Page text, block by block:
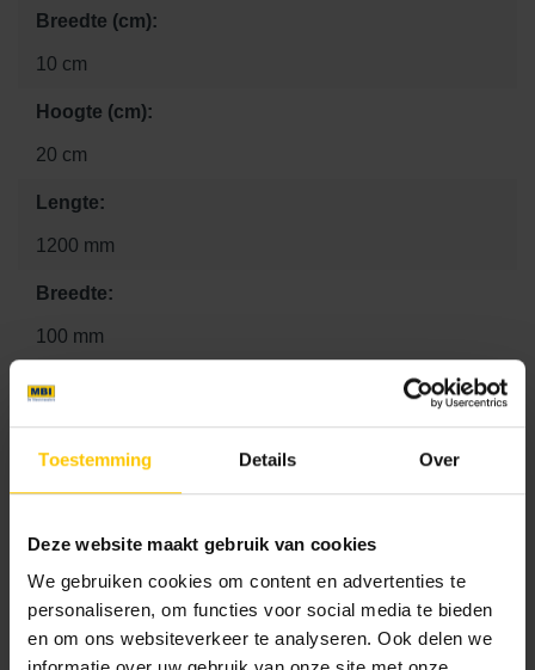
Toestemming Details Over
Deze website maakt gebruik van cookies
We gebruiken cookies om content en advertenties te
personaliseren, om functies voor social media te bieden
en om ons websiteverkeer te analyseren. Ook delen we
Breedte (cm):
10 cm
Hoogte (cm):
20 cm
Lengte:
1200 mm
Breedte:
100 mm
Hoogte:
200 mm
Consumentenadviesprijs:
Kleur
Standaard kleuren